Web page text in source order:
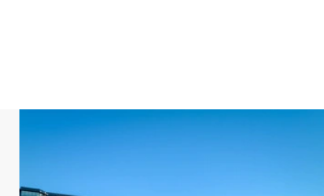
corrida que discurre hasta el lateral del
equipado con una combinación lavadora-
de aparcamiento en el garaje subterráneo